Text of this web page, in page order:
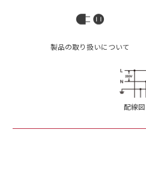
製品の取り扱いについて
配線図